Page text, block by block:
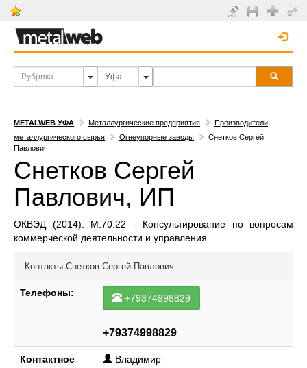
METALWEB УФА Металлургические предприятия
Производители
металлургического сырья
Огнеупорные заводы
Снетков Сергей
Павлович
Снетков Сергей
Павлович, ИП
ОКВЭД (2014): M.70.22 - Консультирование по вопросам
коммерческой деятельности и управления
Контакты Снетков Сергей Павлович
Телефоны: +79374998829
+79374998829
Контактное
Владимир